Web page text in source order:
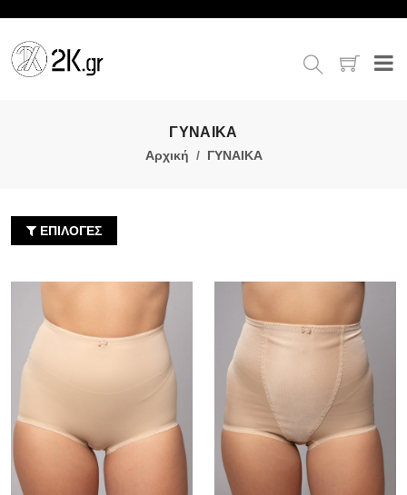
ΓΥΝΑΙΚΑ
Αρχική ΓΥΝΑΙΚΑ
ΕΠΙΛΟΓΕΣ